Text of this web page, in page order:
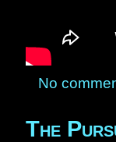
No
The